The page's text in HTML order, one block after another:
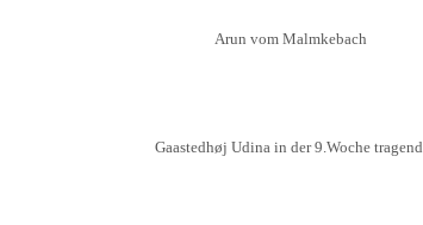
Arun vom Malmkebach
Gaastedhøj Udina in der 9.Woche tragend.